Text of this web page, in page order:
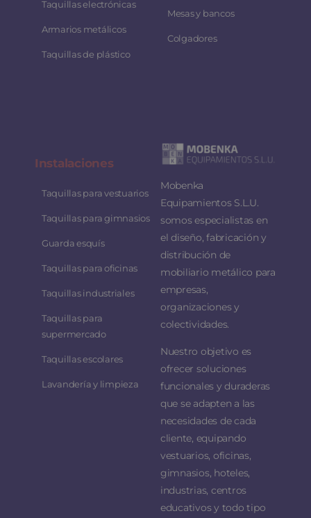
Taquillas electrónicas
Armarios metálicos
Taquillas de plástico
Mesas y bancos
Colgadores
Instalaciones
Taquillas para vestuarios
Taquillas para gimnasios
Guarda esquís
Taquillas para oficinas
Taquillas industriales
Taquillas para
supermercado
Taquillas escolares
Lavandería y limpieza
Mobenka
Equipamientos S.L.U.
somos especialistas en
el diseño, fabricación y
distribución de
mobiliario metálico para
empresas,
organizaciones y
colectividades.
Nuestro objetivo es
ofrecer soluciones
funcionales y duraderas
que se adapten a las
necesidades de cada
cliente, equipando
vestuarios, oficinas,
gimnasios, hoteles,
industrias, centros
educativos y todo tipo